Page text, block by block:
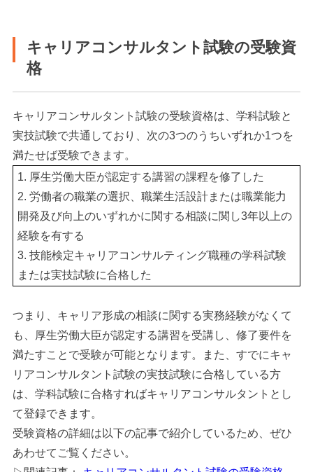
キャリアコンサルタント試験の受験資
格
キャリアコンサルタント試験の受験資格は、学科試験と
実技試験で共通しており、次の3つのうちいずれか1つを
満たせば受験できます。
1. 厚生労働大臣が認定する講習の課程を修了した
2. 労働者の職業の選択、職業生活設計または職業能力
開発及び向上のいずれかに関する相談に関し3年以上の
経験を有する
3. 技能検定キャリアコンサルティング職種の学科試験
または実技試験に合格した
つまり、キャリア形成の相談に関する実務経験がなくて
も、厚生労働大臣が認定する講習を受講し、修了要件を
満たすことで受験が可能となります。また、すでにキャ
リアコンサルタント試験の実技試験に合格している方
は、学科試験に合格すればキャリアコンサルタントとし
て登録できます。
受験資格の詳細は以下の記事で紹介しているため、ぜひ
あわせてご覧ください。